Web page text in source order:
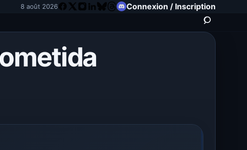
8 août 2026 Connexion / Inscription